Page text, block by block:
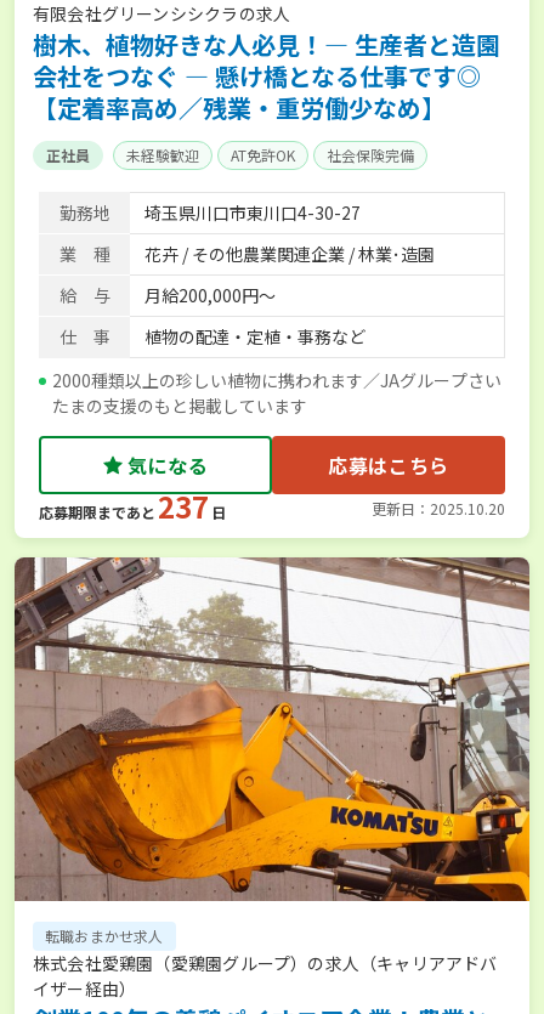
有限会社グリーンシシクラの求人
樹木、植物好きな人必見！― 生産者と造園
会社をつなぐ ― 懸け橋となる仕事です◎
【定着率高め／残業・重労働少なめ】
正社員 未経験歓迎 AT免許OK 社会保険完備
勤務地
埼玉県川口市東川口4-30-27
業 種
花卉 / その他農業関連企業 / 林業･造園
給 与
月給200,000円～
仕 事
植物の配達・定植・事務など
2000種類以上の珍しい植物に携われます／JAグループさい
たまの支援のもと掲載しています
気になる 応募はこちら
応募期限まであと237 日 更新日：2025.10.20
転職おまかせ求人
株式会社愛鶏園（愛鶏園グループ）の求人（キャリアアドバ
イザー経由）